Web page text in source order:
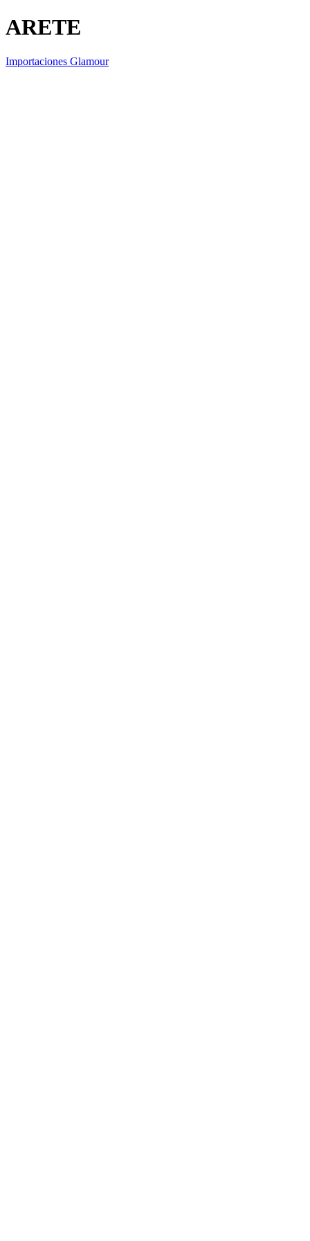
ARETE
Importaciones Glamour